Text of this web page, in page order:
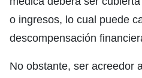
o ingresos, lo cual puede
descompensación
No obstante, ser acreedor